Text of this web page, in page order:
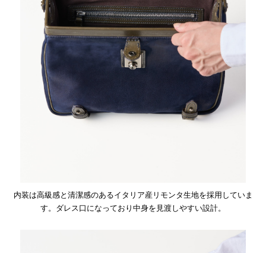
内装は高級感と清潔感のあるイタリア産リモンタ生地を採用していま
す。ダレス口になっており中身を見渡しやすい設計。